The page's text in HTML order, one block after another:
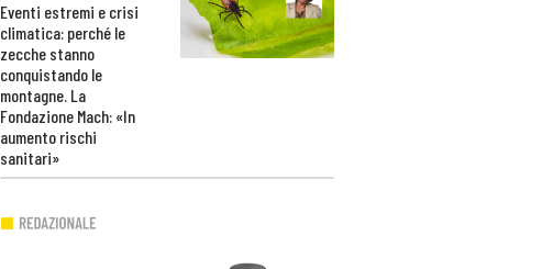
Eventi estremi e crisi
climatica: perché le
zecche stanno
conquistando le
montagne. La
Fondazione Mach: «In
aumento rischi
sanitari»